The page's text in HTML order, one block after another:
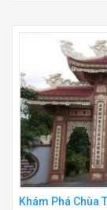
Khám Phá Chùa